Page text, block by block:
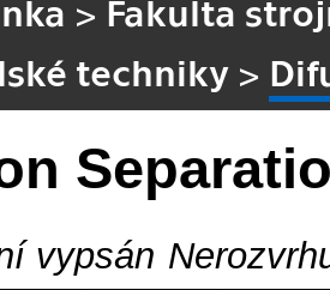
> Fakulta
techniky >
vypsán